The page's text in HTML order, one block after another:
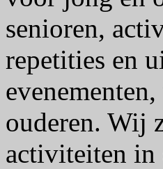
senioren,
repetities en
ouderen. Wij
activiteiten in